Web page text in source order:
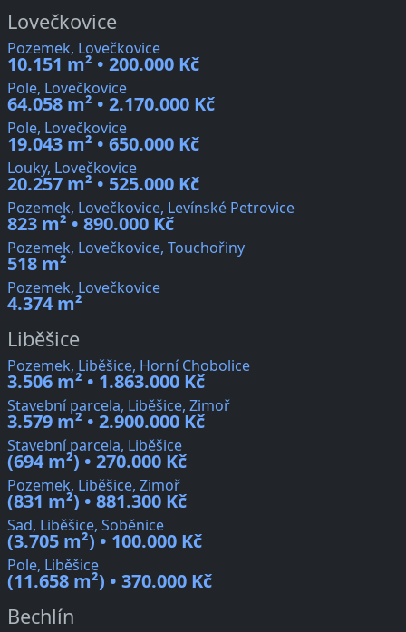
Lovečkovice
Pozemek, Lovečkovice
10.151 m² • 200.000 Kč
Pole, Lovečkovice
64.058 m² • 2.170.000 Kč
Pole, Lovečkovice
19.043 m² • 650.000 Kč
Louky, Lovečkovice
20.257 m² • 525.000 Kč
Pozemek, Lovečkovice, Levínské Petrovice
823 m² • 890.000 Kč
Pozemek, Lovečkovice, Touchořiny
518 m²
Pozemek, Lovečkovice
4.374 m²
Liběšice
Pozemek, Liběšice, Horní Chobolice
3.506 m² • 1.863.000 Kč
Stavební parcela, Liběšice, Zimoř
3.579 m² • 2.900.000 Kč
Stavební parcela, Liběšice
(694 m²) • 270.000 Kč
Pozemek, Liběšice, Zimoř
(831 m²) • 881.300 Kč
Sad, Liběšice, Soběnice
(3.705 m²) • 100.000 Kč
Pole, Liběšice
(11.658 m²) • 370.000 Kč
Bechlín